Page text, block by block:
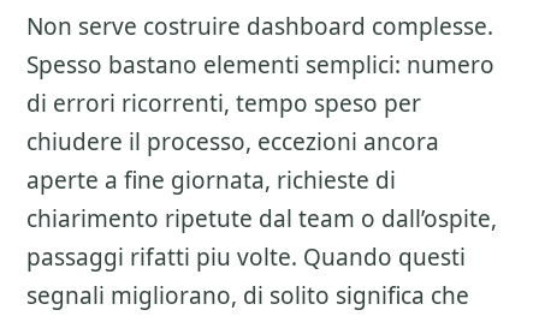
Non serve costruire dashboard complesse.
Spesso bastano elementi semplici: numero
di errori ricorrenti, tempo speso per
chiudere il processo, eccezioni ancora
aperte a fine giornata, richieste di
chiarimento ripetute dal team o dall’ospite,
passaggi rifatti piu volte. Quando questi
segnali migliorano, di solito significa che